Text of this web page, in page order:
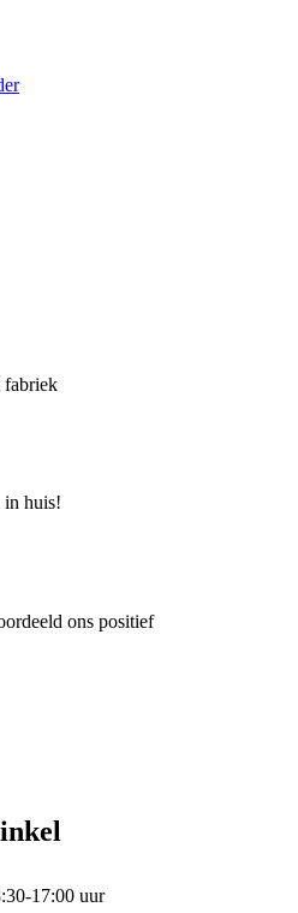
fabriek
in huis!
ons positief
17:00 uur